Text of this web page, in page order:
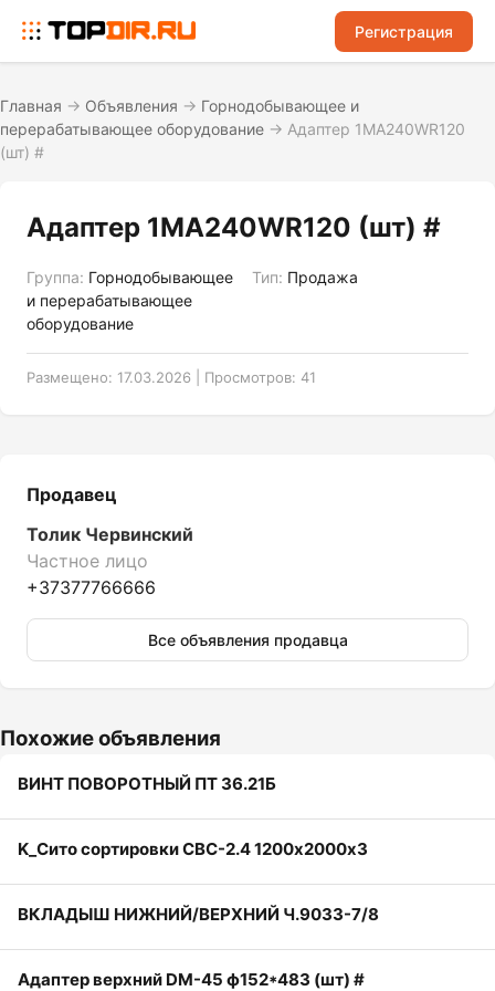
Регистрация
Главная → Объявления → Горнодобывающее и
перерабатывающее оборудование → Адаптер 1МА240WR120
(шт) #
Адаптер 1МА240WR120 (шт) #
Группа: Горнодобывающее
и перерабатывающее
оборудование
Тип: Продажа
Размещено: 17.03.2026 | Просмотров: 41
Продавец
Толик Червинский
Частное лицо
+37377766666
Все объявления продавца
Похожие объявления
ВИНТ ПОВОРОТНЫЙ ПТ 36.21Б
K_Сито сортировки СВС-2.4 1200х2000х3
ВКЛАДЫШ НИЖНИЙ/ВЕРХНИЙ Ч.9033-7/8
Адаптер верхний DМ-45 ф152*483 (шт) #